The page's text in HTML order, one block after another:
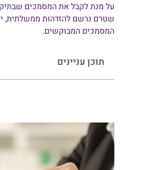
על מנת לקבל את המסמכים
שטרם נרשם להזדהות ממשלתית,
המסמכים המבוקשים.
תוכן עניינים